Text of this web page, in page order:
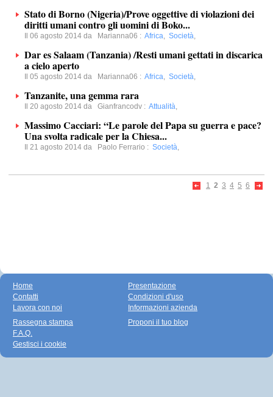
Stato di Borno (Nigeria)/Prove oggettive di violazioni dei
diritti umani contro gli uomini di Boko...
Il 06 agosto 2014 da Marianna06 : Africa, Società,
Dar es Salaam (Tanzania) /Resti umani gettati in discarica
a cielo aperto
Il 05 agosto 2014 da Marianna06 : Africa, Società,
Tanzanite, una gemma rara
Il 20 agosto 2014 da Gianfrancodv : Attualità,
Massimo Cacciari: “Le parole del Papa su guerra e pace?
Una svolta radicale per la Chiesa...
Il 21 agosto 2014 da Paolo Ferrario : Società,
1 2 3 4 5 6
Home
Contatti
Lavora con noi
Presentazione
Condizioni d'uso
Informazioni azienda
Rassegna stampa
F.A.Q.
Gestisci i cookie
Proponi il tuo blog